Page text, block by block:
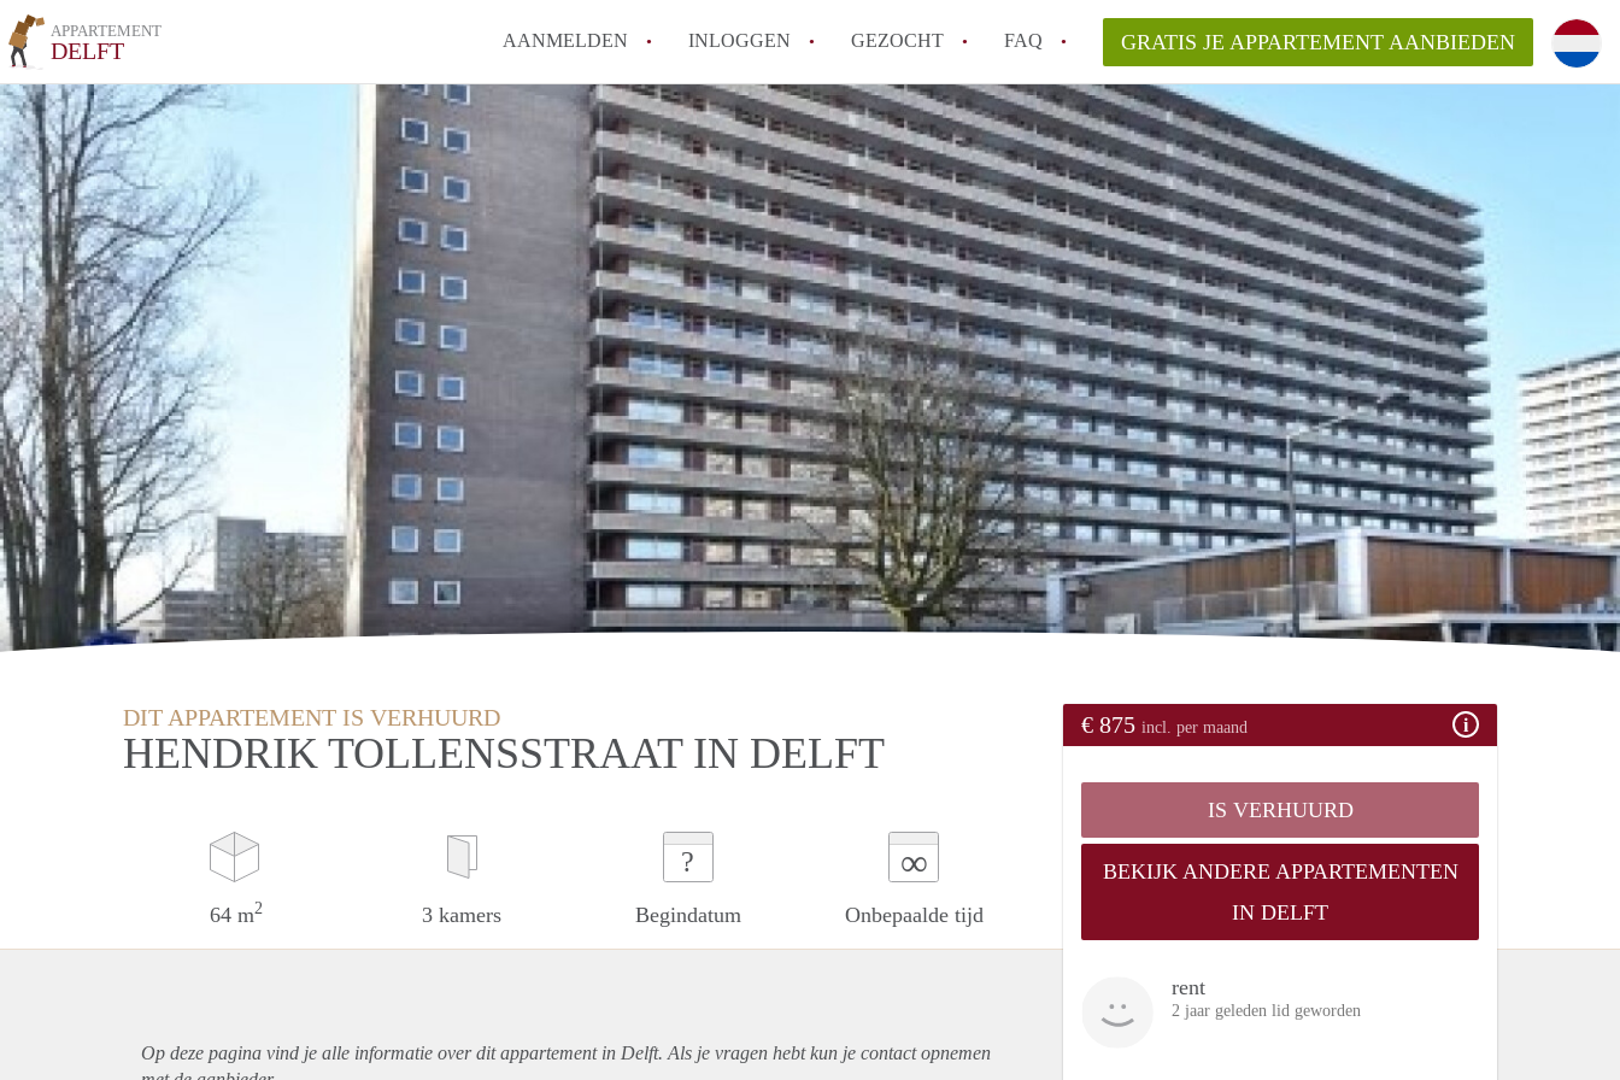
APPARTEMENT
DELFT AANMELDEN INLOGGEN GEZOCHT FAQ
How to translate AppartementDelft!
Wat is AppartementDelft?
Hoeveel kost het om te reageren op een Appartement in Delft?
Wat is de privacyverklaring van AppartementDelft?
Berekent AppartementDelft makelaarsvergoeding/bemiddelingsvergoeding?
Alle veelgestelde vragen
GRATIS JE APPARTEMENT AANBIEDEN
DIT APPARTEMENT IS VERHUURD
HENDRIK TOLLENSSTRAAT IN DELFT
64 m2 3 kamers
?
Begindatum
∞
Onbepaalde tijd
€ 875 incl. per maand
IS VERHUURD
BEKIJK ANDERE APPARTEMENTEN
IN DELFT
rent
2 jaar geleden lid geworden
Op deze pagina vind je alle informatie over ditappartementin Delft. Als je vragen hebt kun je contact opnemen